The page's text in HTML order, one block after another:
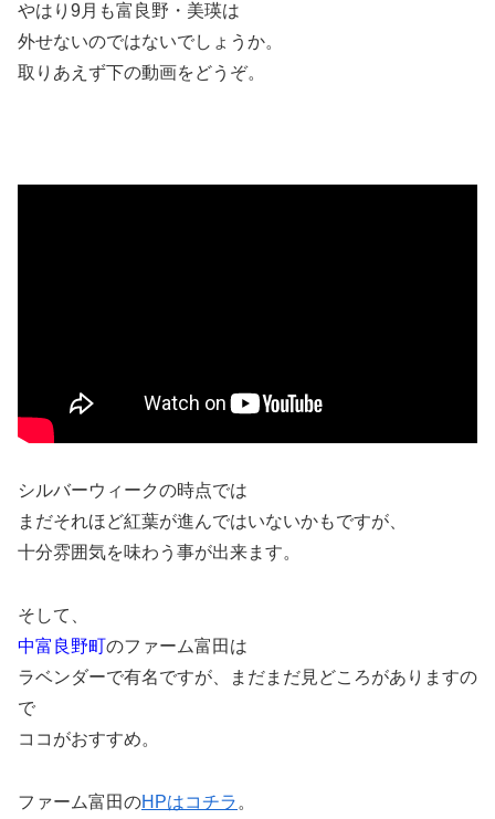
やはり9月も富良野・美瑛は
外せないのではないでしょうか。
取りあえず下の動画をどうぞ。
シルバーウィークの時点では
まだそれほど紅葉が進んではいないかもですが、
十分雰囲気を味わう事が出来ます。
そして、
中富良野町のファーム富田は
ラベンダーで有名ですが、まだまだ見どころがありますの
で
ココがおすすめ。
ファーム富田のHPはコチラ 。